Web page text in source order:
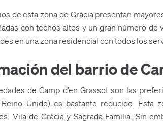
de esta zona de Gràcia presentan
con techos altos y un gran número de
en una zona residencial con todos los
del barrio de
de Camp d’en Grassot son las
Reino Unido) es bastante reducido.
Vila de Gràcia y Sagrada Familia. Sin